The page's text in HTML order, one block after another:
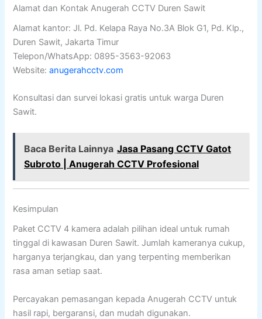
Alamat dan Kontak Anugerah CCTV Duren Sawit
Alamat kantor: Jl. Pd. Kelapa Raya No.3A Blok G1, Pd. Klp.,
Duren Sawit, Jakarta Timur
Telepon/WhatsApp: 0895-3563-92063
Website:anugerahcctv.com
Konsultasi dan survei lokasi gratis untuk warga Duren
Sawit.
Baca Berita Lainnya Jasa Pasang CCTV Gatot
Subroto | Anugerah CCTV Profesional
Kesimpulan
Paket CCTV 4 kamera adalah pilihan ideal untuk rumah
tinggal di kawasan Duren Sawit. Jumlah kameranya cukup,
harganya terjangkau, dan yang terpenting memberikan
rasa aman setiap saat.
Percayakan pemasangan kepada Anugerah CCTV untuk
hasil rapi, bergaransi, dan mudah digunakan.